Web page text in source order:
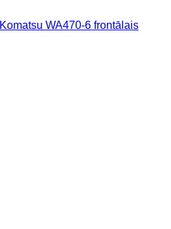
Komatsu WA470-6 frontālais